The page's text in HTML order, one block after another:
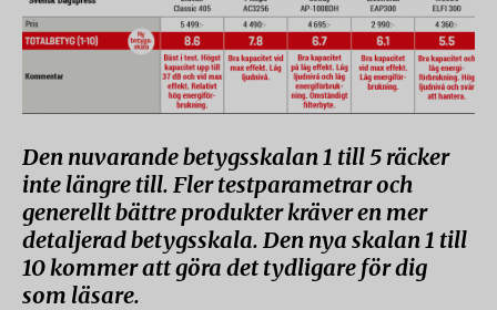
Den nuvarande betygsskalan 1 till 5 räcker
inte längre till. Fler testparametrar och
generellt bättre produkter kräver en mer
detaljerad betygsskala. Den nya skalan 1 till
10 kommer att göra det tydligare för dig
som läsare.